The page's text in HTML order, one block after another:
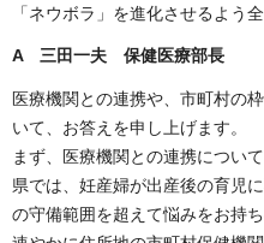
「ネウボラ」を進化させるよう
A三田一夫 保健医療部長
医療機関との連携や、市町村の
いて、お答えを申し上げます。
まず、医療機関との連携につい
県では、妊産婦が出産後の育児
の守備範囲を超えて悩みをお持